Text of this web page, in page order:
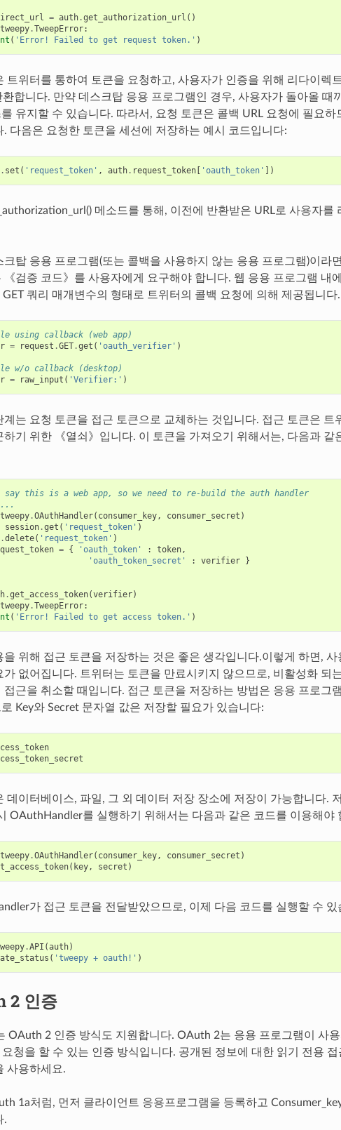
= auth.get_authorization_url ()
tweepy.TweepError:
( 'Error! Failed to get request token.' )
트위터를 통하여 토큰을 요청하고, 사용자가 인증을 위해 리다이렉
환합니다. 만약 데스크탑 응용 프로그램인 경우, 사용자가 돌아올 때
유지할 수 있습니다. 따라서, 요청 토큰은 콜백 URL 요청에 필요하
. 다음은 요청한 토큰을 세션에 저장하는 예시 코드입니다:
. set ( 'request_token' , auth. request_token[ 'oauth_token' ])
메소드를 통해, 이전에 반환받은 URL로 사용자를
크탑 응용 프로그램(또는 콜백을 사용하지 않는 응용 프로그램)이라
《검증 코드》를 사용자에게 요구해야 합니다. 웹 응용 프로그램 내
GET 쿼리 매개변수의 형태로 트위터의 콜백 요청에 의해 제공됩니다.
using callback (web app)
= request .GET.get ( 'oauth_verifier' )
w/o callback (desktop)
= raw_input ( 'Verifier:' )
계는 요청 토큰을 접근 토큰으로 교체하는 것입니다. 접근 토큰은 트
하기 위한 《열쇠》입니다. 이 토큰을 가져오기 위해서는, 다음과 같
this is a web app, so we need to re-build the auth handler
tweepy.OAuthHandler( consumer_key, consumer_secret )
session.get ( 'request_token' )
.delete( 'request_token' )
= { 'oauth_token' : token,
'oauth_token_secret'
: verifier }
.get_access_token(verifier)
tweepy.TweepError:
( 'Error! Failed to get access token.' )
을 위해 접근 토큰을 저장하는 것은 좋은 생각입니다.이렇게 하면, 사
가 없어집니다. 트위터는 토큰을 만료시키지 않으므로, 비활성화 되
접근을 취소할 때입니다. 접근 토큰을 저장하는 방법은 응용 프로그
Key와 Secret 문자열 값은 저장할 필요가 있습니다:
데이터베이스, 파일, 그 외 데이터 저장 장소에 저장이 가능합니다.
OAuthHandler를 실행하기 위해서는 다음과 같은 코드를 이용해야
tweepy.OAuthHandler( consumer_key, consumer_secret )
( key, secret )
가 접근 토큰을 전달받았으므로, 이제 다음 코드를 실행할 수 있
.API (auth)
( 'tweepy + oauth!' )
2 인증
OAuth 2 인증 방식도 지원합니다. OAuth 2는 응용 프로그램이 사
요청을 할 수 있는 인증 방식입니다. 공개된 정보에 대한 읽기 전용
사용하세요.
1a처럼, 먼저 클라이언트 응용프로그램을 등록하고
.